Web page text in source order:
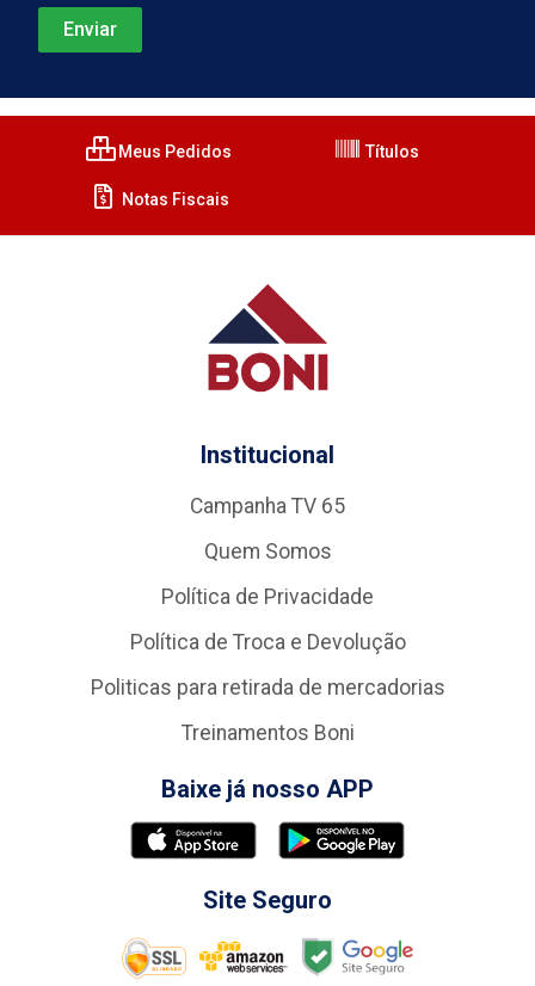
Meus Pedidos Títulos
Notas Fiscais
Institucional
Campanha TV 65
Quem Somos
Política de Privacidade
Política de Troca e Devolução
Politicas para retirada de mercadorias
Treinamentos Boni
Baixe já nosso APP
Site Seguro